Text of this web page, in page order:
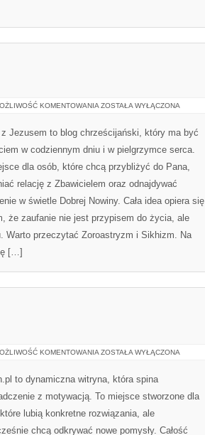
KOMENTOWANIA BUDDYZM
ZOSTAŁA WYŁĄCZONA
z Jezusem to blog chrześcijański, który ma być
w codziennym dniu i w pielgrzymce serca.
dla osób, które chcą przybliżyć do Pana,
relację z Zbawicielem oraz odnajdywać
w świetle Dobrej Nowiny. Cała idea opiera się
że zaufanie nie jest przypisem do życia, ale
Warto przeczytać Zoroastryzm i Sikhizm. Na
[…]
KOMENTOWANIA JEŹDZIECTWO
ZOSTAŁA WYŁĄCZONA
to dynamiczna witryna, która spina
z motywacją. To miejsce stworzone dla
lubią konkretne rozwiązania, ale
chcą odkrywać nowe pomysły. Całość